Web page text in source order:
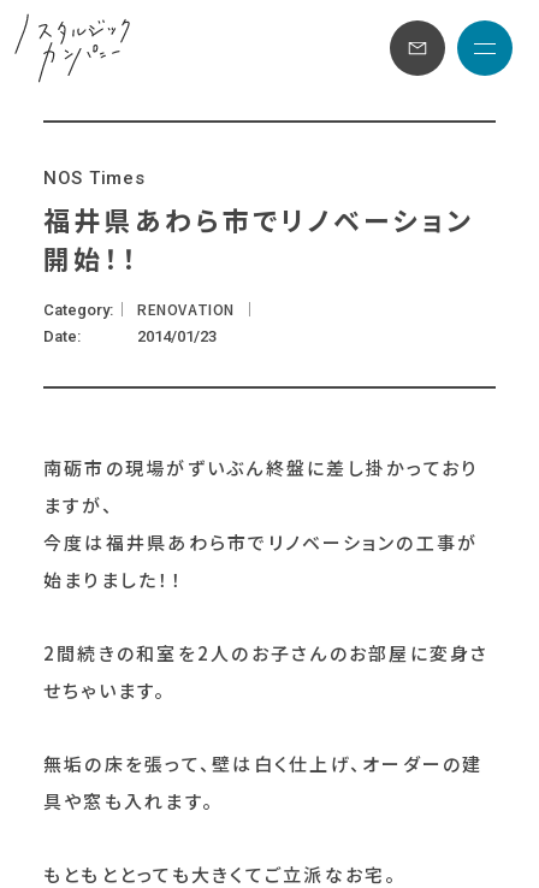
メニ
NOS Times
福井県あわら市でリノベーション
開始！！
Category RENOVATION
Date 2014/01/23
南砺市の現場がずいぶん終盤に差し掛かっており
ますが、
今度は福井県あわら市でリノベーションの工事が
始まりました！！
2間続きの和室を2人のお子さんのお部屋に変身さ
せちゃいます。
無垢の床を張って、壁は白く仕上げ、オーダーの建
具や窓も入れます。
もともととっても大きくてご立派なお宅。